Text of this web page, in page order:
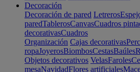
Decoración
Decoración de pared Letreros
paredTablerosCanvasCuadros
decorativasCuadros
Organización Cajas decorativas
ropaJoyerosBiombosCestasBaúles
Objetos decorativos VelasFaroles
mesaNavidadFlores artificiales